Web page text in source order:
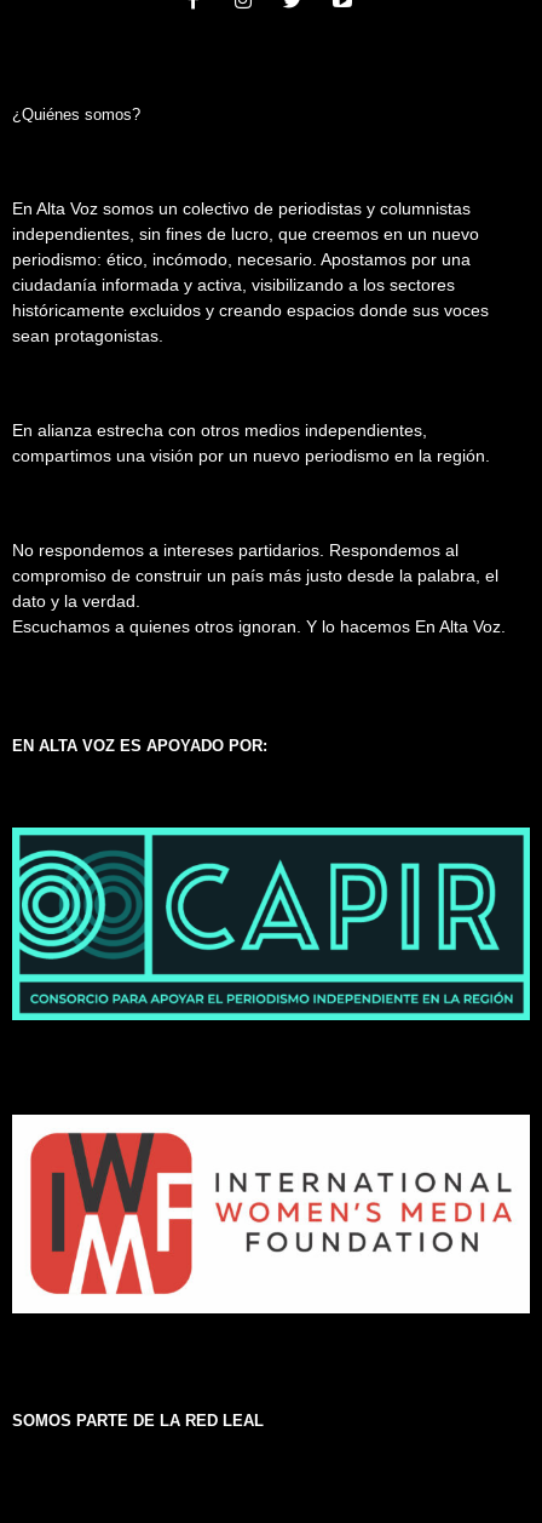
¿Quiénes somos?
En Alta Voz somos un colectivo de periodistas y columnistas
independientes, sin fines de lucro, que creemos en un nuevo
periodismo: ético, incómodo, necesario. Apostamos por una
ciudadanía informada y activa, visibilizando a los sectores
históricamente excluidos y creando espacios donde sus voces
sean protagonistas.
En alianza estrecha con otros medios independientes,
compartimos una visión por un nuevo periodismo en la región.
No respondemos a intereses partidarios. Respondemos al
compromiso de construir un país más justo desde la palabra, el
dato y la verdad.
Escuchamos a quienes otros ignoran. Y lo hacemos En Alta Voz.
EN ALTA VOZ ES APOYADO POR:
SOMOS PARTE DE LA RED LEAL